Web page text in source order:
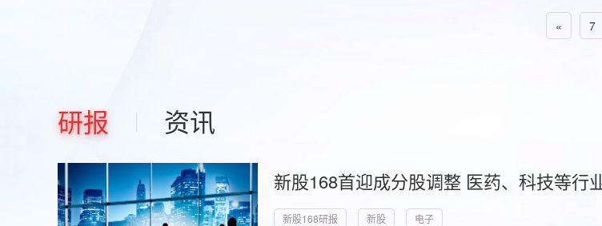
« 7
研报 资讯
新股168首迎成分股调整 医药、科技等行
新股168研报 新股 电子